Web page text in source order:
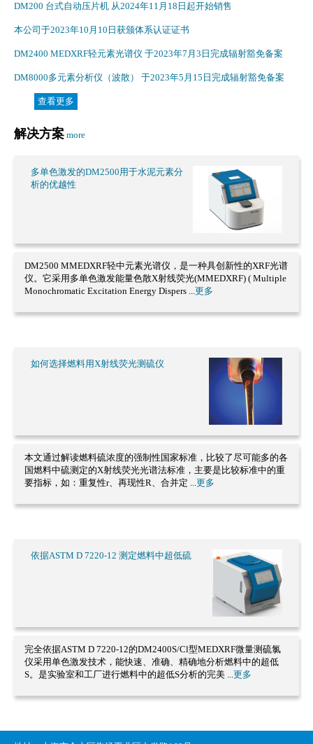
DM200 台式自动压片机 从2024年11月18日起开始销售
本公司于2023年10月10日获颁体系认证证书
DM2400 MEDXRF轻元素光谱仪 于2023年7月3日完成辐射豁免备案
DM8000多元素分析仪（波散） 于2023年5月15日完成辐射豁免备案
查看更多
解决方案 more
多单色激发的DM2500用于水泥元素分
析的优越性
DM2500 MMEDXRF轻中元素光谱仪，是一种具创新性的XRF光谱
仪。它采用多单色激发能量色散X射线荧光(MMEDXRF) ( Multiple
Monochromatic Excitation Energy Dispers ...更多
如何选择燃料用X射线荧光测硫仪
本文通过解读燃料硫浓度的强制性国家标准，比较了尽可能多的各
国燃料中硫测定的X射线荧光光谱法标准，主要是比较标准中的重
要指标，如：重复性r、再现性R、合并定 ...更多
依据ASTM D 7220-12 测定燃料中超低硫
完全依据ASTM D 7220-12的DM2400S/Cl型MEDXRF微量测硫氯
仪采用单色激发技术，能快速、准确、精确地分析燃料中的超低
S。是实验室和工厂进行燃料中的超低S分析的完美 ...更多